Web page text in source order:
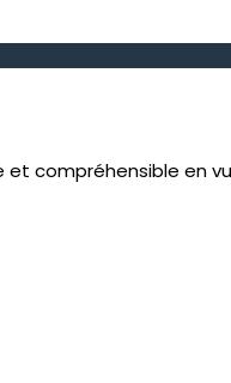
et compréhensible en